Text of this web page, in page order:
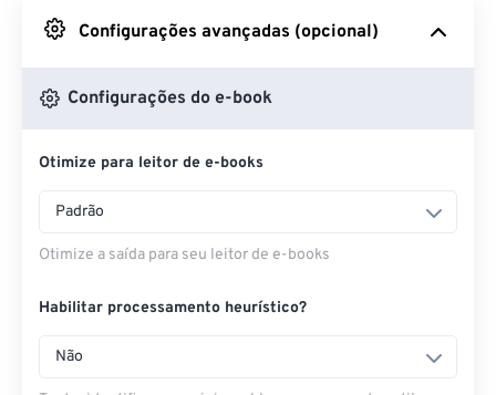
Do Google Drive
Do OneDrive
Da URL
Configurações avançadas (opcional)
Configurações do e-book
Otimize para leitor de e-books
Padrão
Otimize a saída para seu leitor de e-books
Habilitar processamento heurístico?
Não